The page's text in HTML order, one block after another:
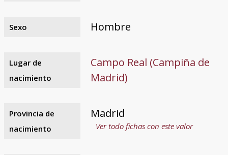
Sexo Hombre
Lugar de
nacimiento
Campo Real (Campiña de
Madrid)
Provincia de
nacimiento
Madrid
Ver todo fichas con este valor